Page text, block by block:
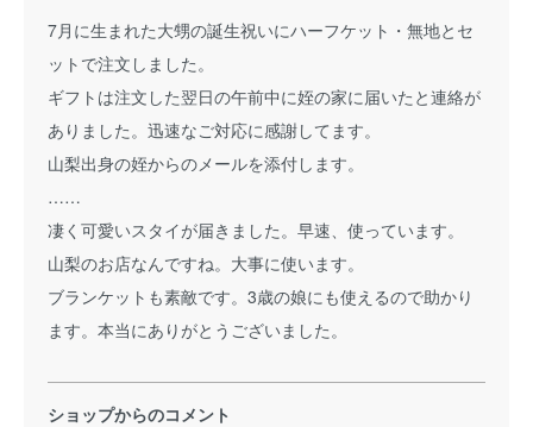
7月に生まれた大甥の誕生祝いにハーフケット・無地とセ
ットで注文しました。
ギフトは注文した翌日の午前中に姪の家に届いたと連絡が
ありました。迅速なご対応に感謝してます。
山梨出身の姪からのメールを添付します。
……
凄く可愛いスタイが届きました。早速、使っています。
山梨のお店なんですね。大事に使います。
ブランケットも素敵です。3歳の娘にも使えるので助かり
ます。本当にありがとうございました。
ショップからのコメント